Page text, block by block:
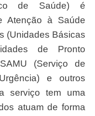
Atenção à Saúde
(Unidades Básicas
de Pronto
(Serviço de
e outros
serviço tem uma
atuam de forma